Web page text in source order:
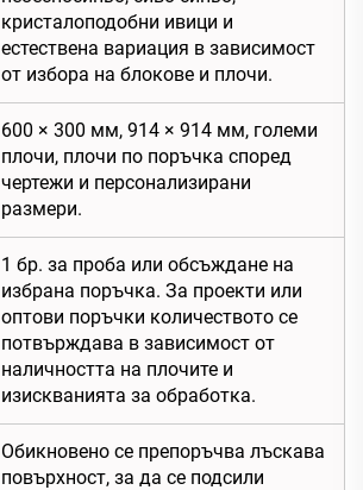
кристалоподобни ивици и
естествена вариация в зависимост
от избора на блокове и плочи.
600 × 300 мм, 914 × 914 мм, големи
плочи, плочи по поръчка според
чертежи и персонализирани
размери.
1 бр. за проба или обсъждане на
избрана поръчка. За проекти или
оптови поръчки количеството се
потвърждава в зависимост от
наличността на плочите и
изискванията за обработка.
Обикновено се препоръчва лъскава
повърхност, за да се подсили